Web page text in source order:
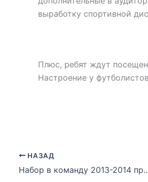
выработку спортивной
Плюс, ребят ждут
Настроение у
НАЗАД
Набор в команду